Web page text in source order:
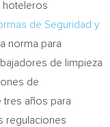
hoteleros
de Seguridad y
norma para
de limpieza
de
años para
regulaciones